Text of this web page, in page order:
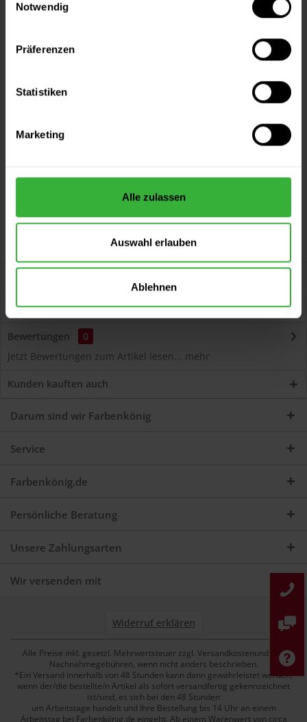
Notwendig
Präferenzen
Statistiken
Marketing
Alle zulassen
Auswahl erlauben
Ablehnen
Kostenloser Versand ab 60 EUR
Persönliche Beratung unter040 60 77 65 23
Volvox Espressivo Lehmfarbe (Soleil) Lösemittelfreier,
dauerelastischer Wand- und...mehr
Bewertungen
0
Jetzt Bewertungen zum Artikel lesen... mehr
Kunden kauften auch
Darum sind wir Farbenkönig
Service
Farbenkönig.de
Persönliche Beratung
Unsere Zahlungsarten
Wir versenden mit
Widerruf erklären
Alle Preise inkl. gesetzl. Mehrwertsteuer zzgl. Versandkostenund ggf.
Nachnahmegebühren, wenn nicht anders beschrieben.
*Ein Versand innerhalb von 48 Stunden kann dann gewährleistet werden,
wenn der/die bestellte/n Artikel als sofort versandfertig gekennzeichnet
ist/sind, es sich bei den 48 Stunden
um Arbeitstage handelt und Ihre Bestellung bis 14 Uhr an einem
Arbeitstag bei Farbenkönig.de eingeht. Ab einem Warenwert von circa